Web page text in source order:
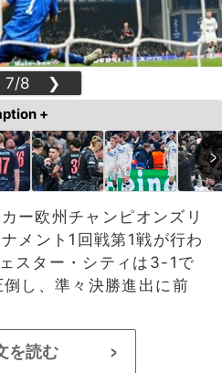
7/8 ❯
+
ー欧州チャンピオンズリ
メント1回戦第1戦が行わ
スター・シティは3-1で
し、準々決勝進出に前
を読む >